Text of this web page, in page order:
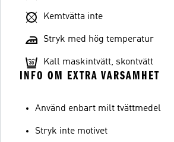
Kemtvätta inte
Stryk med hög temperatur
Kall maskintvätt, skontvätt
INFO OM EXTRA VARSAMHET
Använd enbart milt tvättmedel
Stryk inte motivet